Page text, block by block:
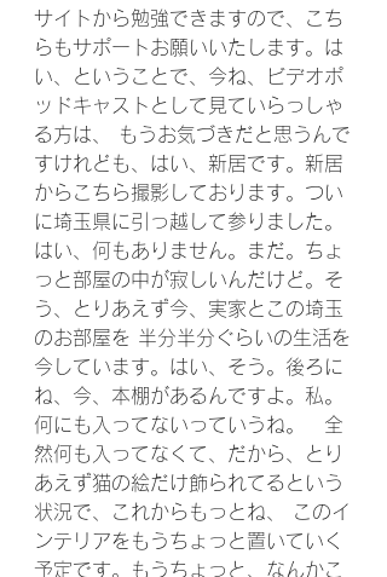
サイトから勉強できますので、こち
らもサポートお願いいたします。は
い、ということで、今ね、ビデオポ
ッドキャストとして見ていらっしゃ
る方は、 もうお気づきだと思うんで
すけれども、はい、新居です。新居
からこちら撮影しております。つい
に埼玉県に引っ越して参りました。
はい、何もありません。まだ。ちょ
っと部屋の中が寂しいんだけど。そ
う、とりあえず今、実家とこの埼玉
のお部屋を 半分半分ぐらいの生活を
今しています。はい、そう。後ろに
ね、今、本棚があるんですよ。私。
何にも入ってないっていうね。　全
然何も入ってなくて、だから、とり
あえず猫の絵だけ飾られてるという
状況で、これからもっとね、 このイ
ンテリアをもうちょっと置いていく
予定です。もうちょっと、なんかこ